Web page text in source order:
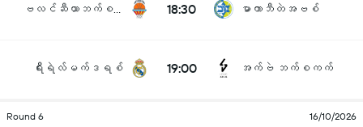
18:30 မာကာဘီတဲအဗစ်
ရီးရဲလ်မက်ဒရစ် 19:00 အက်ဗဲ ဘက်စကက်
Round 6 16/10/2026